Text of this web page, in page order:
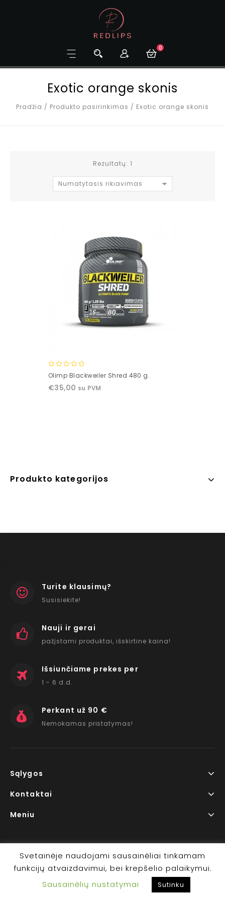
0
Exotic orange skonis
Pradžia / Produkto pasirinkimas / Exotic orange skonis
Rezultatų: 1
Numatytasis rikiavimas
0
of
Olimp Blackweiler Shred 480 g.
€35,00 su PVM
Produkto kategorijos
Turite klausimų?
Susisiekite!
Nauji ir gerai
pažįstami produktai, išskirtine kaina!
Išsiunčiame prekes per
1 - 6 d.d.
Perkant už 90 €
Nemokamas pristatymas!
Sąlygos
Kontaktai
Meniu
Copyright © 2026 www.RedLips.lt Prekių išsiuntimas 1-6
d.d.
Svetainėje naudojami sausainėliai tinkamam
funkcijų atvaizdavimui, bei krepšelio palaikymui.
Sausainėlių nustatymai
Sutinku